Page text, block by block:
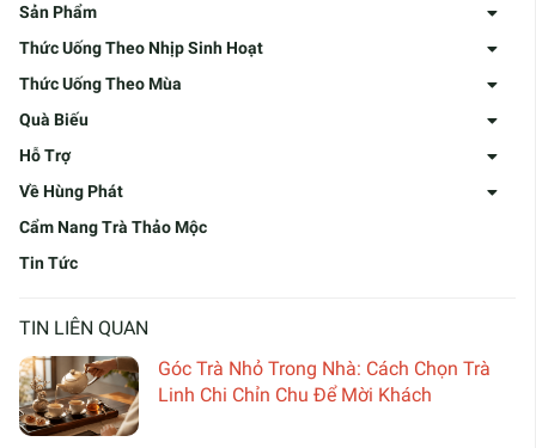
Sản Phẩm
Thức Uống Theo Nhịp Sinh Hoạt
Thức Uống Theo Mùa
Quà Biếu
Hỗ Trợ
Về Hùng Phát
Cẩm Nang Trà Thảo Mộc
Tin Tức
TIN LIÊN QUAN
Góc Trà Nhỏ Trong Nhà: Cách Chọn Trà
Linh Chi Chỉn Chu Để Mời Khách